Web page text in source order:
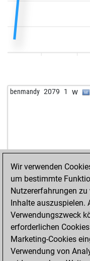
benmandy 2079 1 w
Wir verwenden
um bestimmte
Nutzererfahrungen
Inhalte auszuspielen.
Verwendungszweck
erforderlichen
Marketing-Cookies
Verwendung von